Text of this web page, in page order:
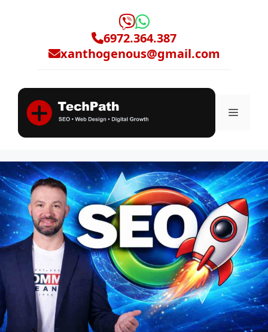
6972.364.387
xanthogenous@gmail.com